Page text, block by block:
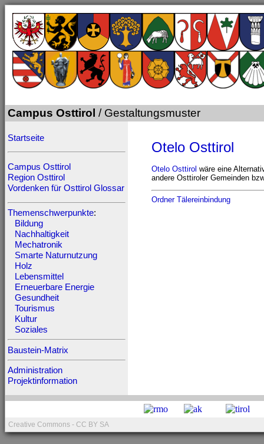
Campus Osttirol / Gestaltungsmuster
Startseite
Campus Osttirol
Region Osttirol
Vordenken für Osttirol Glossar
Themenschwerpunkte:
Bildung
Nachhaltigkeit
Mechatronik
Smarte Naturnutzung
Holz
Lebensmittel
Erneuerbare Energie
Gesundheit
Tourismus
Kultur
Soziales
Baustein-Matrix
Administration
Projektinformation
Otelo Osttirol
Otelo Osttirol wäre eine
andere Osttiroler Gemeinden
Ordner Tälereinbindung
Creative Commons - CC BY SA